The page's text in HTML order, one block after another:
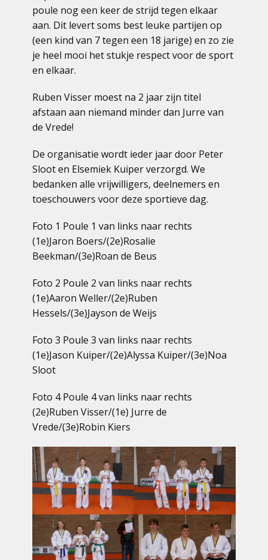
poule nog een keer de strijd tegen elkaar
aan. Dit levert soms best leuke partijen op
(een kind van 7 tegen een 18 jarige) en zo zie
je heel mooi het stukje respect voor de sport
en elkaar.
Ruben Visser moest na 2 jaar zijn titel
afstaan aan niemand minder dan Jurre van
de Vrede!
De organisatie wordt ieder jaar door Peter
Sloot en Elsemiek Kuiper verzorgd. We
bedanken alle vrijwilligers, deelnemers en
toeschouwers voor deze sportieve dag.
Foto 1 Poule 1 van links naar rechts
(1e)Jaron Boers/(2e)Rosalie
Beekman/(3e)Roan de Beus
Foto 2 Poule 2 van links naar rechts
(1e)Aaron Weller/(2e)Ruben
Hessels/(3e)Jayson de Weijs
Foto 3 Poule 3 van links naar rechts
(1e)Jason Kuiper/(2e)Alyssa Kuiper/(3e)Noa
Sloot
Foto 4 Poule 4 van links naar rechts
(2e)Ruben Visser/(1e) Jurre de
Vrede/(3e)Robin Kiers